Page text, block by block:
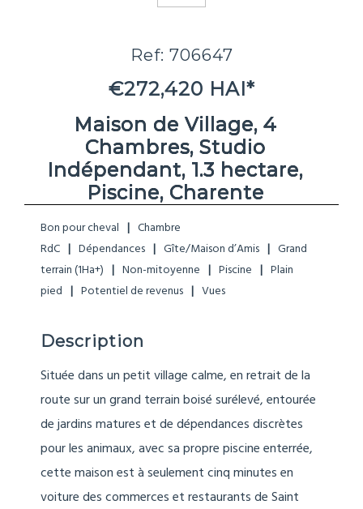
Ref: 706647
€272,420 HAI*
Maison de Village, 4
Chambres, Studio
Indépendant, 1.3 hectare,
Piscine, Charente
Bon pour cheval
Chambre
RdC
Dépendances Gîte/Maison d’Amis
Grand
terrain (1Ha+)
Non-mitoyenne Piscine
Plain
pied
Potentiel de revenus Vues
Description
Située dans un petit village calme, en retrait de la
route sur un grand terrain boisé surélevé, entourée
de jardins matures et de dépendances discrètes
pour les animaux, avec sa propre piscine enterrée,
cette maison est à seulement cinq minutes en
voiture des commerces et restaurants de Saint